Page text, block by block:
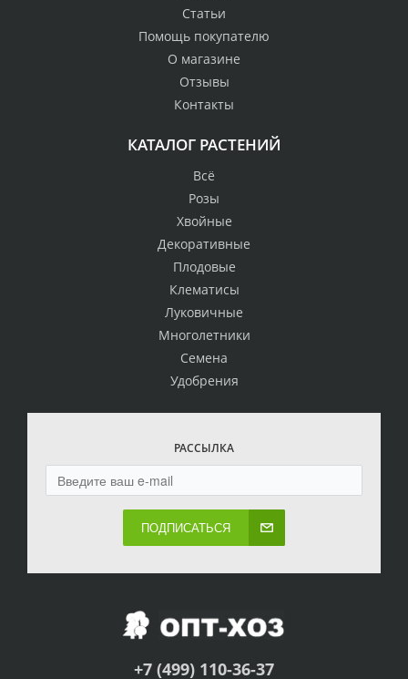
Статьи
Помощь покупателю
О магазине
Отзывы
Контакты
КАТАЛОГ РАСТЕНИЙ
Всё
Розы
Хвойные
Декоративные
Плодовые
Клематисы
Луковичные
Многолетники
Семена
Удобрения
РАССЫЛКА
ПОДПИСАТЬСЯ
+7 (499) 110-36-37